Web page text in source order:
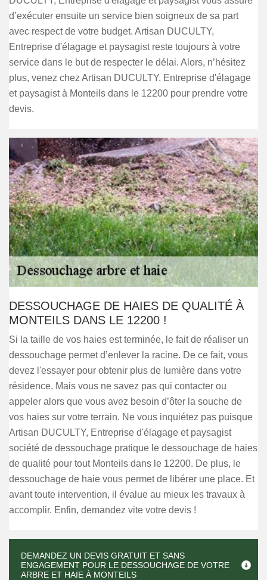
d’exécuter ensuite un service bien soigneux de sa part
avec respect de votre budget. Artisan DUCULTY,
Entreprise d'élagage et paysagist reste toujours à votre
service dans le but de respecter le délai. Alors, n’hésitez
plus, venez chez Artisan DUCULTY, Entreprise d'élagage
et paysagist à Monteils dans le 12200 pour prendre votre
devis.
DESSOUCHAGE DE HAIES DE QUALITÉ À
MONTEILS DANS LE 12200 !
Si la taille de vos haies est terminée, le fait de réaliser un
dessouchage permet d’enlever la racine. De ce fait, vous
devez l'essayer pour obtenir plus de lumière dans votre
résidence. Mais vous ne savez pas qui contacter ou
appeler alors que vous avez besoin d’ôter la souche de
vos haies sur votre terrain. Ne vous inquiétez pas puisque
Artisan DUCULTY, Entreprise d'élagage et paysagist
société de dessouchage pratique le dessouchage de haies
de qualité pour tout Monteils dans le 12200. De plus, le
dessouchage de haie vous permet de libérer une place. Et
avant toute intervention, il évalue au mieux les travaux à
accomplir. Enfin, demandez vite votre devis !
DEMANDEZ UN DEVIS GRATUIT ET SANS
ENGAGEMENT POUR LE DESSOUCHAGE DE VOTRE
ARBRE ET HAIE À MONTEILS